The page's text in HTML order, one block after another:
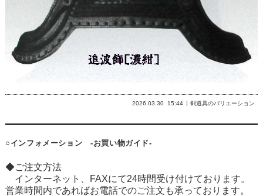
2026.03.30 15:44 剣道具のバリエーション
○インフォメーション -お買い物ガイド-
◆ご注文方法
インターネット、FAXにて24時間受け付けております。
営業時間内であればお電話でのご注文も承っております。